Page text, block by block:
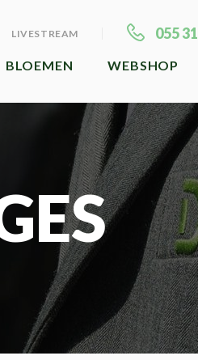
LIVESTREAM 055
BLOEMEN WEBSHOP